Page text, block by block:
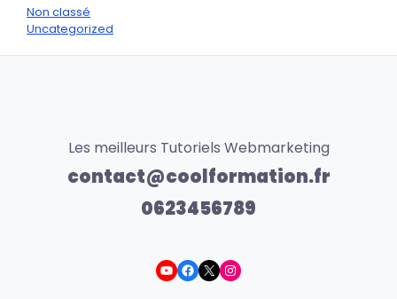
Non classé
Uncategorized
Les meilleurs Tutoriels Webmarketing
contact@coolformation.fr
0623456789